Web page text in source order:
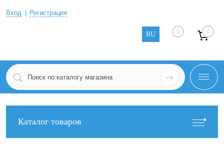
Вход Регистрация
RU 0 0
Каталог товаров